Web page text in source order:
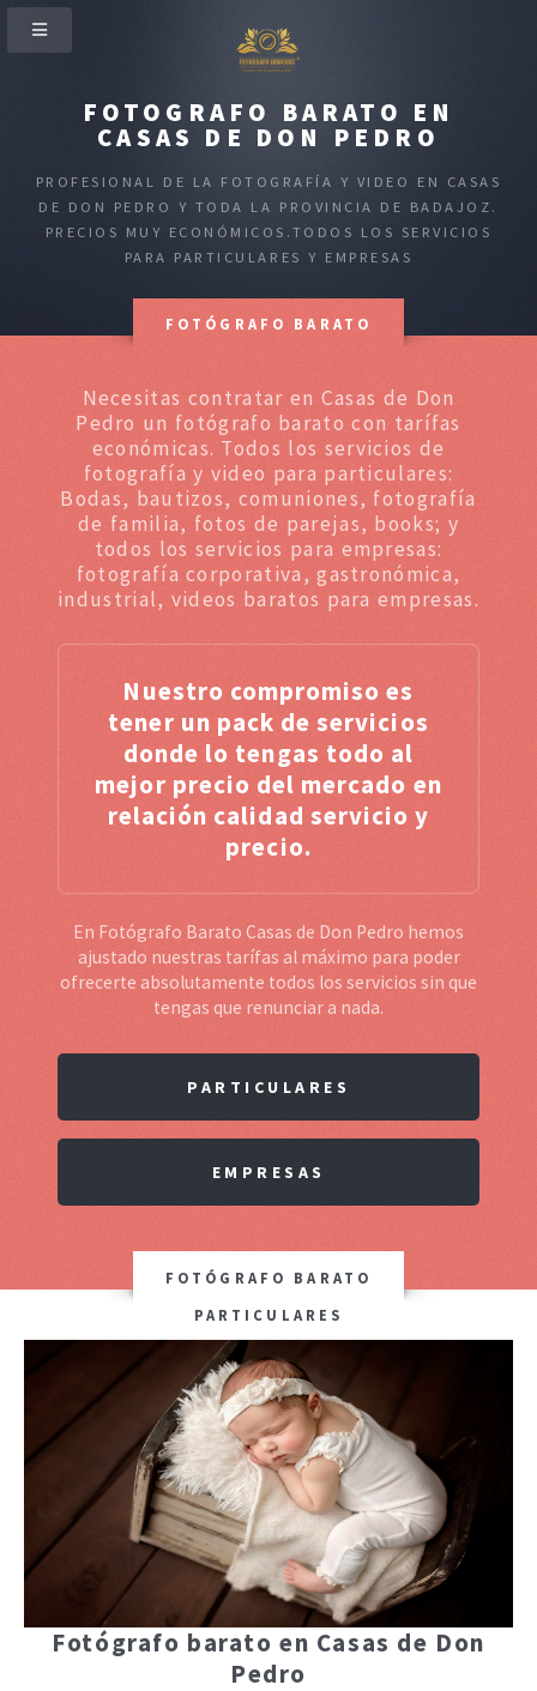
FOTOGRAFO BARATO EN
CASAS DE DON PEDRO
PROFESIONAL DE LA FOTOGRAFÍA Y VIDEO EN CASAS
DE DON PEDRO Y TODA LA PROVINCIA DE BADAJOZ.
PRECIOS MUY ECONÓMICOS.TODOS LOS SERVICIOS
PARA PARTICULARES Y EMPRESAS
FOTÓGRAFO BARATO
Necesitas contratar en Casas de Don
Pedro un fotógrafo barato con tarífas
económicas. Todos los servicios de
fotografía y video para particulares:
Bodas, bautizos, comuniones, fotografía
de familia, fotos de parejas, books; y
todos los servicios para empresas:
fotografía corporativa, gastronómica,
industrial, videos baratos para empresas.
Nuestro compromiso es
tener un pack de servicios
donde lo tengas todo al
mejor precio del mercado en
relación calidad servicio y
precio.
En Fotógrafo Barato Casas de Don Pedro hemos
ajustado nuestras tarífas al máximo para poder
ofrecerte absolutamente todos los servicios sin que
tengas que renunciar a nada.
PARTICULARES
EMPRESAS
FOTÓGRAFO BARATO
PARTICULARES
Fotógrafo barato en Casas de Don
Pedro